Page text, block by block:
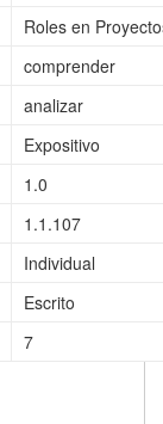
Roles en
comprender
analizar
Expositivo
1.0
1.1.107
Individual
Escrito
7